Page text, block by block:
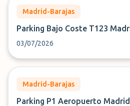
Madrid-Barajas
Parking Bajo Coste T123
03/07/2026
Madrid-Barajas
Parking P1 Aeropuerto Madrid